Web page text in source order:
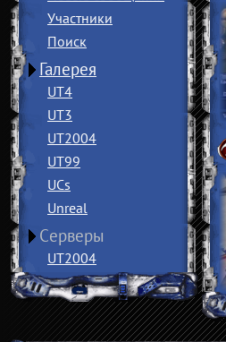
Участники
Поиск
Галерея
UT4
UT3
UT2004
UT99
UCs
Unreal
Серверы
UT2004